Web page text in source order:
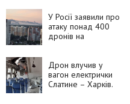
У Росії заявили про
атаку понад 400
дронів на
Дрон влучив у
вагон електрички
Слатине – Харків.